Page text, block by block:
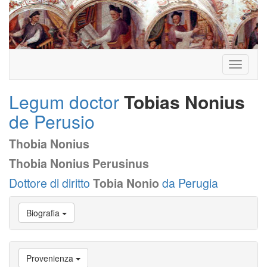
Toggle
Legum doctorTobias Nonius
de Perusio
Thobia Nonius
Thobia Nonius Perusinus
Dottore di diritto Tobia Nonio da Perugia
Vai
Biografia
Provenienza
Biografia
Provenienza